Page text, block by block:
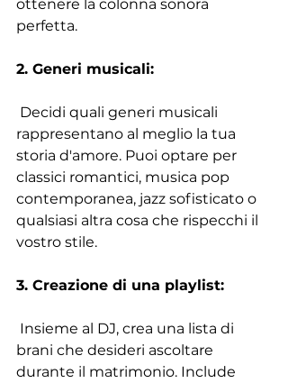
ottenere la colonna sonora
perfetta.
2. Generi musicali:
rappresentano al meglio la tua
storia d'amore. Puoi optare per
classici romantici, musica pop
contemporanea, jazz sofisticato o
qualsiasi altra cosa che rispecchi il
vostro stile.
3. Creazione di una playlist:
brani che desideri ascoltare
durante il matrimonio. Include